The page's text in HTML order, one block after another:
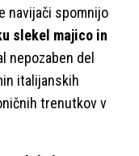
navijači spomnijo
slekel majico in
nepozaben del
italijanskih
trenutkov v